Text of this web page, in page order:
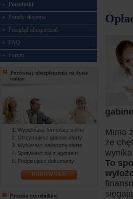
Poradniki
Porady eksperta
Przegląd ubezpieczeń
FAQ
Forum
Porównaj ubezpieczenia na życie
online
Wypełniasz formularz online
Otrzymujesz gotowe oferty
Wybierasz najlepszą ofertę
Spotykasz się z agentem
Podpisujesz dokumenty
PORÓWNAJ!
Pytania czytelników
Mimo
że
To